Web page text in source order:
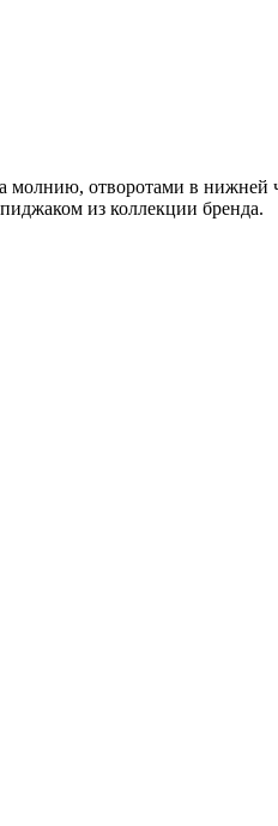
молнию, отворотами в нижней
из коллекции бренда.